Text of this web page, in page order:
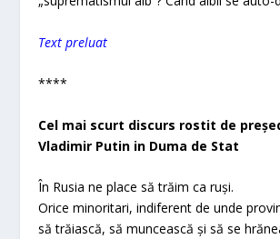
Text preluat
****
Cel mai scurt discurs rostit de
Vladimir Putin in Duma de Stat
În Rusia ne place să trăim ca ruși.
Orice minoritari, indiferent de unde
să trăiască, să muncească și să se